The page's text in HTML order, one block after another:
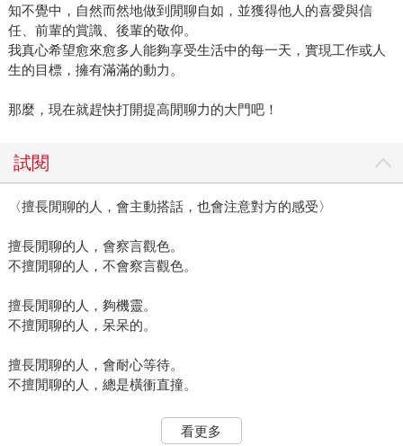
知不覺中，自然而然地做到閒聊自如，並獲得他人的喜愛與信
任、前輩的賞識、後輩的敬仰。
我真心希望愈來愈多人能夠享受生活中的每一天，實現工作或人
生的目標，擁有滿滿的動力。
那麼，現在就趕快打開提高閒聊力的大門吧！
試閱
〈擅長閒聊的人，會主動搭話，也會注意對方的感受〉
擅長閒聊的人，會察言觀色。
不擅閒聊的人，不會察言觀色。
擅長閒聊的人，夠機靈。
不擅閒聊的人，呆呆的。
擅長閒聊的人，會耐心等待。
不擅閒聊的人，總是橫衝直撞。
這是為什麼呢？因為擅長閒聊的人，一直在關注對方。
看更多